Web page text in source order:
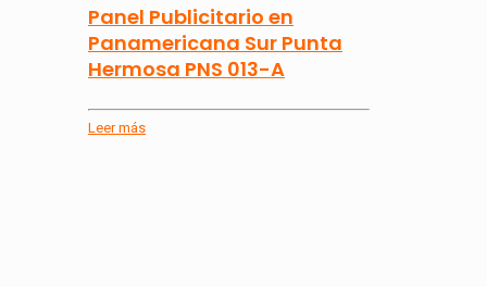
Panel Publicitario en
Panamericana Sur Punta
Hermosa PNS 013-A
Leer más